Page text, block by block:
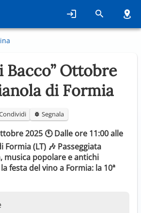
Bacco” Ottobre
di Formia
Segnala
2025 🕚 Dalle ore 11:00 alle
Formia (LT) 🎶 Passeggiata
musica popolare e antichi
festa del vino a Formia: la 10ª